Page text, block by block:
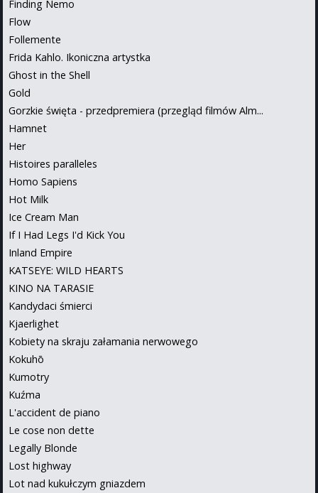
Finding Nemo
Flow
Follemente
Frida Kahlo. Ikoniczna artystka
Ghost in the Shell
Gold
Gorzkie święta - przedpremiera (przegląd filmów Alm...
Hamnet
Her
Histoires paralleles
Homo Sapiens
Hot Milk
Ice Cream Man
If I Had Legs I'd Kick You
Inland Empire
KATSEYE: WILD HEARTS
KINO NA TARASIE
Kandydaci śmierci
Kjaerlighet
Kobiety na skraju załamania nerwowego
Kokuhō
Kumotry
Kuźma
L'accident de piano
Le cose non dette
Legally Blonde
Lost highway
Lot nad kukułczym gniazdem